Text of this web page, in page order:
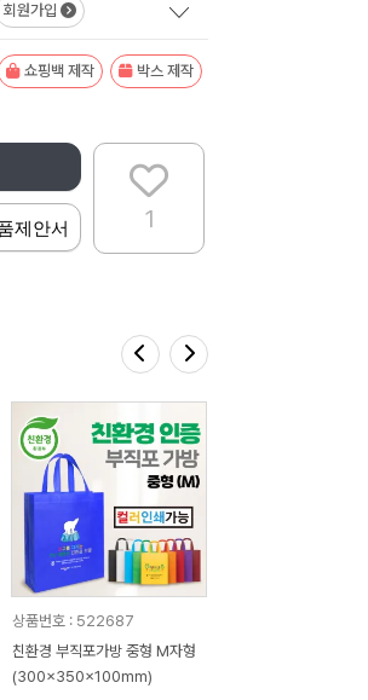
회원가입
쇼핑백 제작 박스 제작
1
제안서
상품번호 : 522687
친환경 부직포가방 중형 M자형
(300x350x100mm)